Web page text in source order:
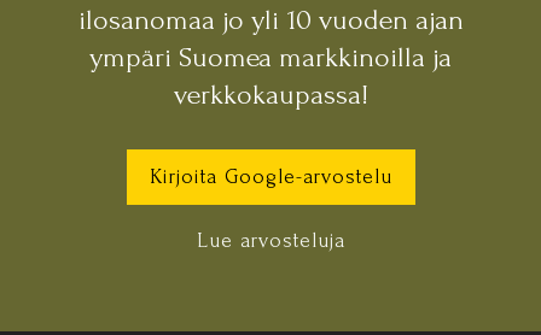
ilosanomaa jo yli 10 vuoden ajan
ympäri Suomea markkinoilla ja
verkkokaupassa!
Kirjoita Google-arvostelu
Lue arvosteluja